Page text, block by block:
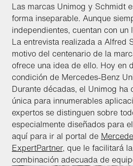
Las marcas Unimog y Schmidt
forma inseparable. Aunque
independientes, cuentan con un
La entrevista realizada a Alfred
motivo del centenario de la
ofrece una idea de ello. Hoy en
condición de Mercedes-Benz
Durante décadas, el Unimog ha
única para innumerables
expertos se distinguen sobre
especialmente diseñados para
aquí para ir al portal de
ExpertPartner, que le facilitará
combinación adecuada de